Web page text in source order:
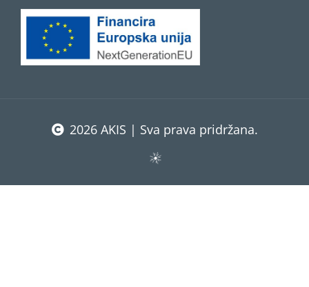
2026 AKIS | Sva prava pridržana.